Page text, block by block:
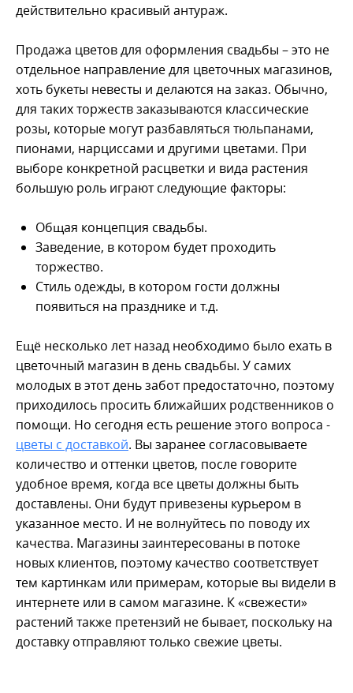
действительно красивый антураж.
Продажа цветов для оформления свадьбы – это не
отдельное направление для цветочных магазинов,
хоть букеты невесты и делаются на заказ. Обычно,
для таких торжеств заказываются классические
розы, которые могут разбавляться тюльпанами,
пионами, нарциссами и другими цветами. При
выборе конкретной расцветки и вида растения
большую роль играют следующие факторы:
Общая концепция свадьбы.
Заведение, в котором будет проходить
торжество.
Стиль одежды, в котором гости должны
появиться на празднике и т.д.
Ещё несколько лет назад необходимо было ехать в
цветочный магазин в день свадьбы. У самих
молодых в этот день забот предостаточно, поэтому
приходилось просить ближайших родственников о
помощи. Но сегодня есть решение этого вопроса -
цветы с доставкой. Вы заранее согласовываете
количество и оттенки цветов, после говорите
удобное время, когда все цветы должны быть
доставлены. Они будут привезены курьером в
указанное место. И не волнуйтесь по поводу их
качества. Магазины заинтересованы в потоке
новых клиентов, поэтому качество соответствует
тем картинкам или примерам, которые вы видели в
интернете или в самом магазине. К «свежести»
растений также претензий не бывает, поскольку на
доставку отправляют только свежие цветы.